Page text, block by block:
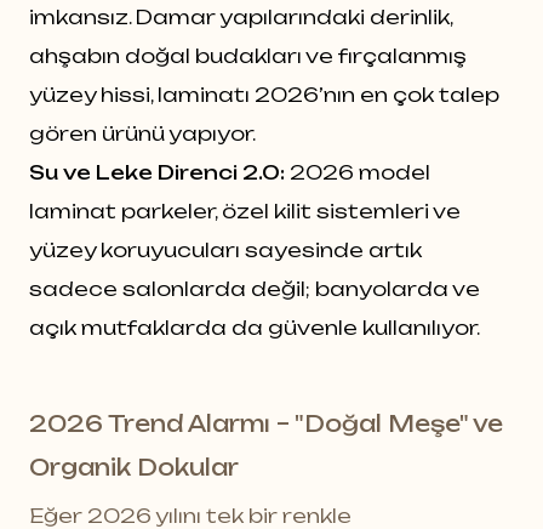
imkansız. Damar yapılarındaki derinlik,
ahşabın doğal budakları ve fırçalanmış
yüzey hissi, laminatı 2026’nın en çok talep
gören ürünü yapıyor.
Su ve Leke Direnci 2.0: 2026 model
laminat parkeler, özel kilit sistemleri ve
yüzey koruyucuları sayesinde artık
sadece salonlarda değil; banyolarda ve
açık mutfaklarda da güvenle kullanılıyor.
2026 Trend Alarmı – "Doğal Meşe" ve
Organik Dokular
Eğer 2026 yılını tek bir renkle